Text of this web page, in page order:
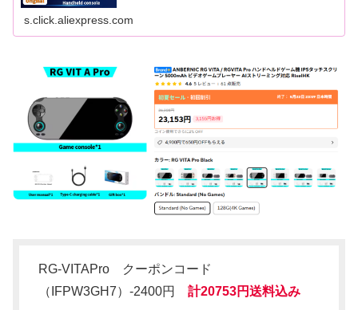
s.click.aliexpress.com
RG-VITAPro クーポンコード
（IFPW3GH7）-2400円 計20753円送料込み